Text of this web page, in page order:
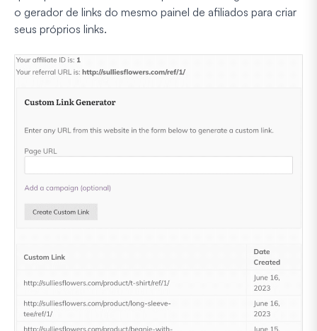
o gerador de links do mesmo painel de afiliados para criar
seus próprios links.